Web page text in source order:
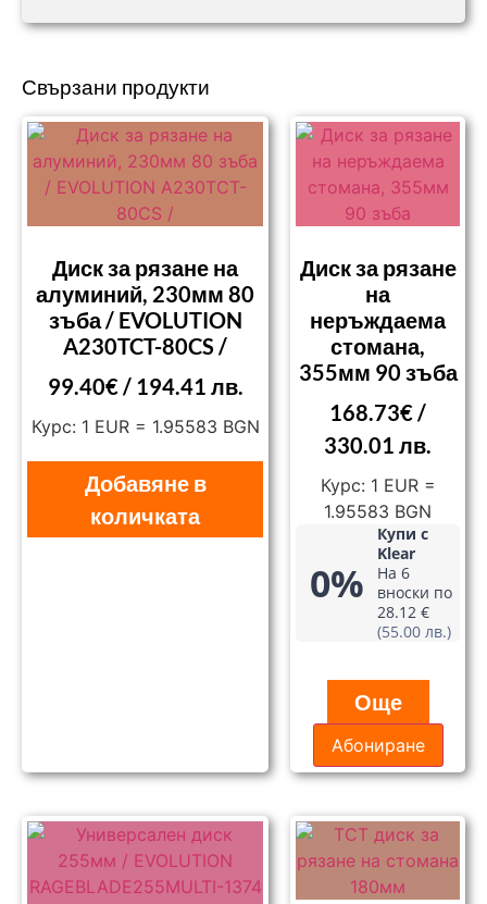
Свързани продукти
Диск за рязане на
алуминий, 230мм 80
зъба / EVOLUTION
A230TCT-80CS /
99.40€/ 194.41 лв.
Курс: 1 EUR = 1.95583 BGN
Добавяне в
количката
Диск за рязане
на
неръждаема
стомана,
355мм 90 зъба
168.73€/
330.01 лв.
Курс: 1 EUR =
1.95583 BGN
0%
Купи с
Klear
На 6
вноски по
28.12 €
(55.00 лв.)
Още
Абониране